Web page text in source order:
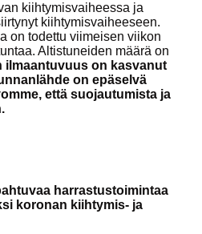
kiihtymisvaiheessa ja
kiihtymisvaiheeseen.
on todettu viimeisen viikon
Altistuneiden määrä on
ilmaantuvuus on kasvanut
on epäselvä
että suojautumista ja
harrastustoimintaa
koronan kiihtymis- ja